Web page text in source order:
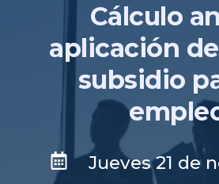
Cálculo
aplicación
subsidio
Jueves 21 de